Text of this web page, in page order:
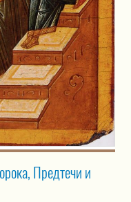
Предтечи и